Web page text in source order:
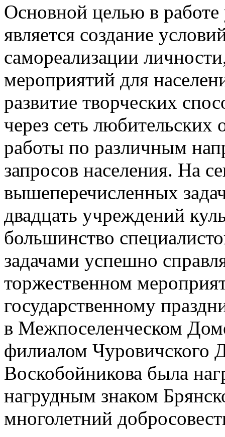
Основной целью в
является создание
самореализации
мероприятий для
развитие творческих
через сеть
работы по различным
запросов населения. На
вышеперечисленных
двадцать учреждений
большинство
задачами успешно
торжественном
государственному
в Межпоселенческом
филиалом Чуровичского
Воскобойникова была
нагрудным знаком
многолетний